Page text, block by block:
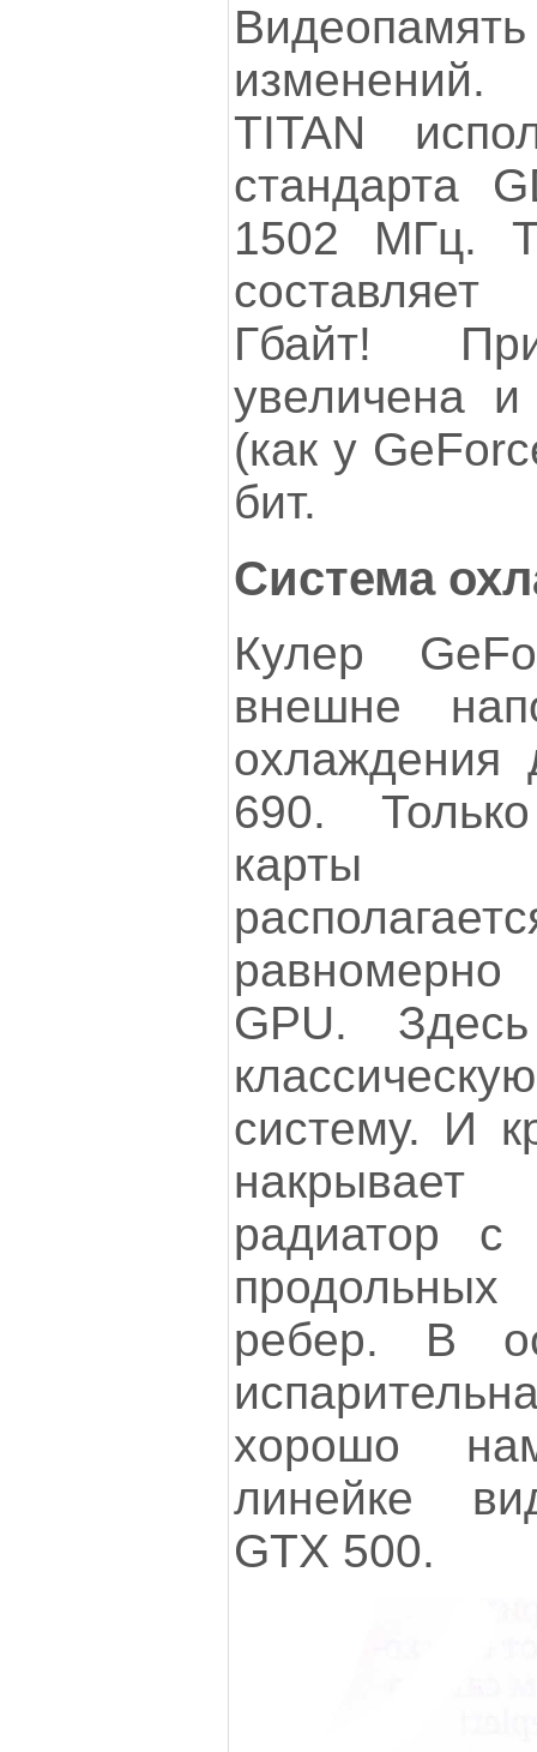
TITAN
стандарта
1502 МГц.
Гбайт!
увеличена
(как у
бит.
Система
Кулер
внешне
охлаждения
690.
карты
GPU.
систему. И
радиатор
ребер. В
хорошо
линейке
GTX 500.